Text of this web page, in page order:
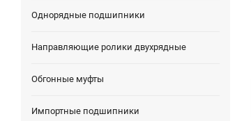
Однорядные подшипники
Направляющие ролики двухрядные
Обгонные муфты
Импортные подшипники